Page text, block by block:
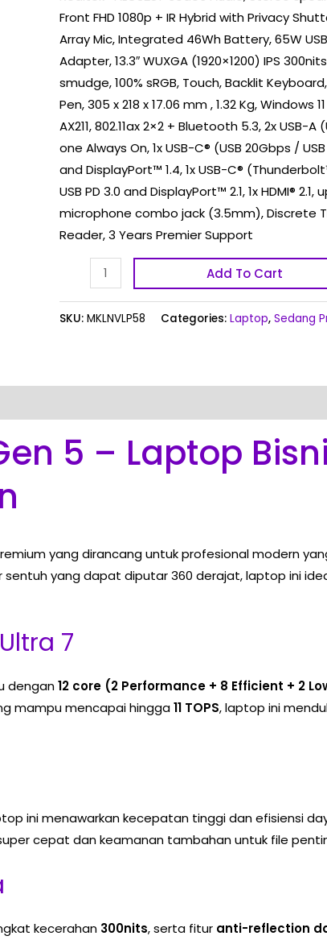
Front FHD 1080p + IR Hybrid with Privacy
Array Mic, Integrated 46Wh Battery, 65W
Adapter, 13.3″ WUXGA (1920×1200) IPS
smudge, 100% sRGB, Touch, Backlit
Pen, 305 x 218 x 17.06 mm , 1.32 Kg, Windows
AX211, 802.11ax 2×2 + Bluetooth 5.3, 2x USB-A
one Always On, 1x USB-C® (USB 20Gbps /
and DisplayPort™ 1.4, 1x USB-C®
USB PD 3.0 and DisplayPort™ 2.1, 1x HDMI®
microphone combo jack (3.5mm), Discrete
Reader, 3 Years Premier Support
Add To Cart
SKU: MKLNVLP58 Categories: Laptop, Sedang
5 – Laptop
yang dirancang untuk profesional modern
yang dapat diputar 360 derajat, laptop ini
7
dengan12 core (2 Performance + 8 Efficient + 2
mampu mencapai hingga11 TOPS, laptop ini
ini menawarkan kecepatan tinggi dan efisiensi
cepat dan keamanan tambahan untuk file
kecerahan 300nits, serta fitur anti-reflection